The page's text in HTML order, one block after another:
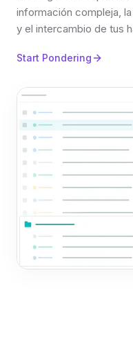
información compleja,
y el intercambio de tus
Start Pondering